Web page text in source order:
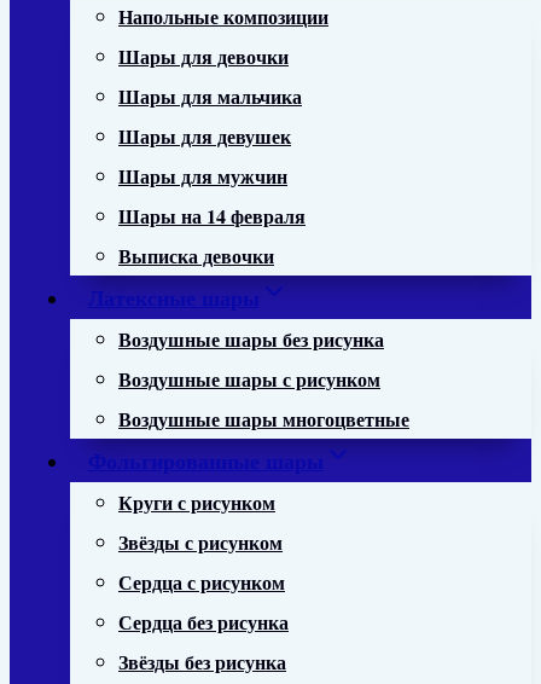
Напольные композиции
Шары для девочки
Шары для мальчика
Шары для девушек
Шары для мужчин
Шары на 14 февраля
Выписка девочки
Латексные шары
Воздушные шары без рисунка
Воздушные шары с рисунком
Воздушные шары многоцветные
Фольгированные шары
Круги с рисунком
Звёзды с рисунком
Сердца с рисунком
Сердца без рисунка
Звёзды без рисунка